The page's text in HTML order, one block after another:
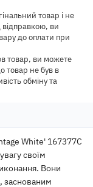
товар і не
ви
до оплати при
товар, ви можете
товар не був в
обміну та
White' 167377C
своїм
Вони
заснованим